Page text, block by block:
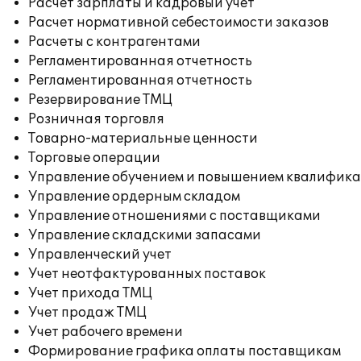
Расчет зарплаты и кадровый учет
Расчет нормативной себестоимости заказов
Расчеты с контрагентами
Регламентированная отчетность
Регламентированная отчетность
Резервирование ТМЦ
Розничная торговля
Товарно-материальные ценности
Торговые операции
Управление обучением и повышением
Управление ордерным складом
Управление отношениями с поставщиками
Управление складскими запасами
Управленческий учет
Учет неотфактурованных поставок
Учет прихода ТМЦ
Учет продаж ТМЦ
Учет рабочего времени
Формирование графика оплаты поставщикам